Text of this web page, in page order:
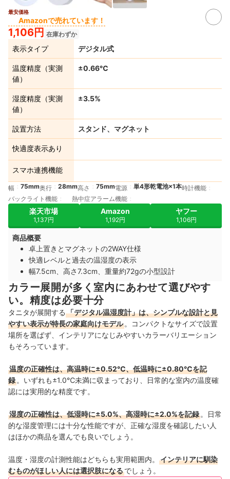
最安価格
Amazonで売れています！
1,106円 在庫わずか
表示タイプ デジタル式
温度精度（実測
値）
±0.66℃
湿度精度（実測
値）
±3.5%
設置方法 スタンド、マグネット
快適度表示あり
スマホ連携機能
幅 75mm奥行 28mm高さ 75mm電源 単4形乾電池×1本時計機能
バックライト機能
熱中症アラーム機能
楽天市場
1,137円
Amazon
1,192円
ヤフー
1,106円
商品概要
卓上置きとマグネットの2WAY仕様
快適レベルと過去の温湿度の表示
幅7.5cm、高さ7.3cm、重量約72gの小型設計
カラー展開が多く室内にあわせて選びやす
い。精度は必要十分
タニタが展開する 「デジタル温湿度計」は、シンプルな設計と見
やすい表示が特長の家庭向けモデル 。コンパクトなサイズで設置
場所を選ばず、インテリアになじみやすいカラーバリエーション
もそろっています。
温度の正確性は、高温時に±0.52℃、低温時に±0.80℃を記
録 。いずれも±1.0℃未満に収まっており、日常的な室内の温度確
認には実用的な精度です。
湿度の正確性は、低湿時に±5.0%、高湿時に±2.0%を記録 。日常
的な湿度管理には十分な性能ですが、正確な湿度を確認したい人
はほかの商品を選んでも良いでしょう。
温度・湿度の計測性能はどちらも実用範囲内。
インテリアに馴染
むものがほしい人には選択肢になるでしょう。